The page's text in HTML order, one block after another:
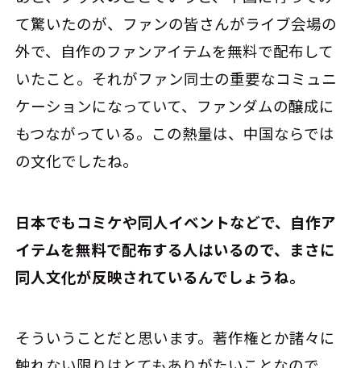
て驚いたのが、ファンの皆さんがライブ会場の
外で、自作のファンアイテムを無料で配布して
いたこと。それがファン同士の重要なコミュニ
ケーションになっていて、ファンダムの醸成に
もつながっている。この熱量は、中国ならでは
の文化でしたね。
――日本でもコミケや同人イベントなどで、自作ア
イテムを無料で配布する人はいるので、まさに
同人文化が反映されているんでしょうね。
そういうことだと思います。著作権とか諸々に